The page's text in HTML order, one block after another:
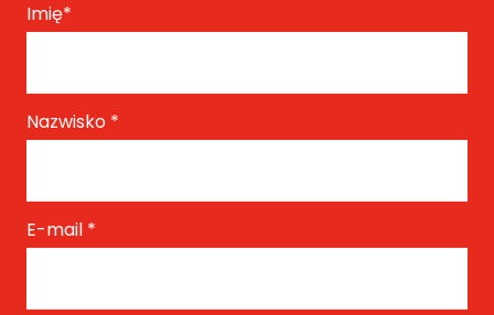
Imię*
Nazwisko *
E-mail *